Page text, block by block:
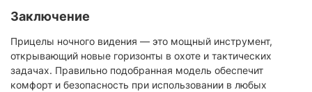
Заключение
Прицелы ночного видения — это мощный инструмент,
открывающий новые горизонты в охоте и тактических
задачах. Правильно подобранная модель обеспечит
комфорт и безопасность при использовании в любых